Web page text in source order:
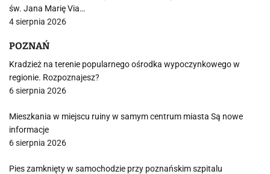
św. Jana Marię Via…
4 sierpnia 2026
POZNAŃ
Kradzież na terenie popularnego ośrodka wypoczynkowego w
regionie. Rozpoznajesz?
6 sierpnia 2026
Mieszkania w miejscu ruiny w samym centrum miasta Są nowe
informacje
6 sierpnia 2026
Pies zamknięty w samochodzie przy poznańskim szpitalu